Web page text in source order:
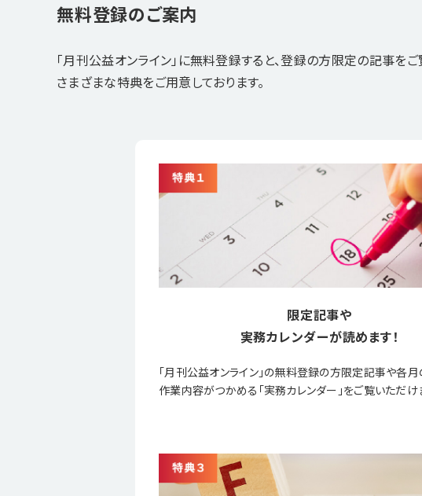
無料登録のご案内
「月刊公益オンライン」に無料登録すると、登録の方限定の記事を
さまざまな特典をご用意しております。
限定記事や
実務カレンダーが読めます！
「月刊公益オンライン」の無料登録の方限定記事や各
作業内容がつかめる「実務カレンダー」をご覧いただけ